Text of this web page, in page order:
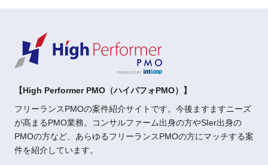
【High Performer PMO（ハイパフォPMO）】
フリーランスPMOの案件紹介サイトです。今後ますますニーズ
が高まるPMO業務。コンサルファーム出身の方やSIer出身の
PMOの方など、あらゆるフリーランスPMOの方にマッチする案
件を紹介しています。